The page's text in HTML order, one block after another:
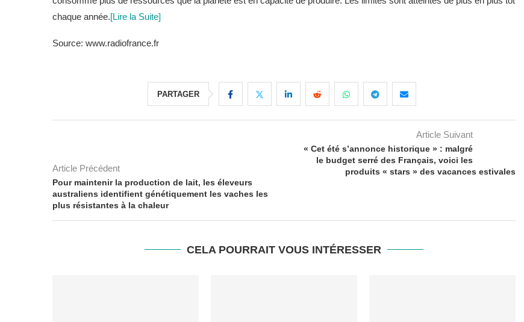
chaque année.[Lire la Suite]
Source: www.radiofrance.fr
PARTAGER
Article Précédent
Pour maintenir la production de lait, les éleveurs
australiens identifient génétiquement les vaches les
plus résistantes à la chaleur
Article Suivant
« Cet été s’annonce historique » : malgré
le budget serré des Français, voici les
produits « stars » des vacances estivales
CELA POURRAIT VOUS INTÉRESSER